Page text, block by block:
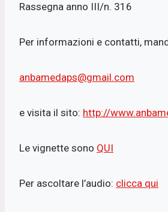
Rassegna anno III/n. 316
Per informazioni e contatti,
anbamedaps@gmail.com
e visita il sito: http://
Le vignette sono QUI
Per ascoltare l’audio: clicca qui